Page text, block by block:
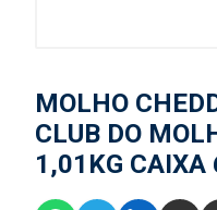
MOLHO
CLUB DO
1,01KG CAIXA